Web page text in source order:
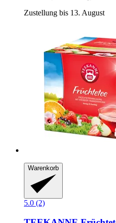
Zustellung bis 13. August
Warenkorb
5.0 (2)